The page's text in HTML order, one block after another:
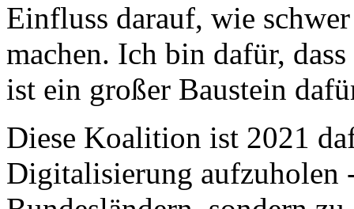
Einfluss darauf, wie
machen. Ich bin dafür,
ist ein großer Baustein
Diese Koalition ist 2021
Digitalisierung aufzuholen